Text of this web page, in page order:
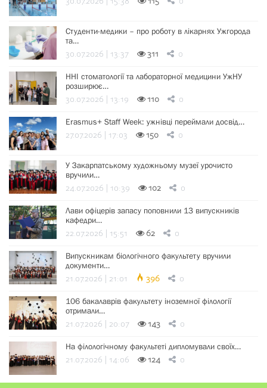
Студенти-медики – про роботу в лікарнях Ужгорода
та…
30.07.2026 | 13:37 311 0
ННІ стоматології та лабораторної медицини УжНУ
розширює…
30.07.2026 | 13:19 110 0
Erasmus+ Staff Week: ужнівці переймали досвід…
27.07.2026 | 17:03 150 0
У Закарпатському художньому музеї урочисто
вручили…
24.07.2026 | 10:39 102 0
Лави офіцерів запасу поповнили 13 випускників
кафедри…
22.07.2026 | 15:51 62 0
Випускникам біологічного факультету вручили
документи…
21.07.2026 | 21:01 396 0
106 бакалаврів факультету іноземної філології
отримали…
21.07.2026 | 20:07 143 0
На філологічному факультеті дипломували своїх…
21.07.2026 | 14:06 124 0